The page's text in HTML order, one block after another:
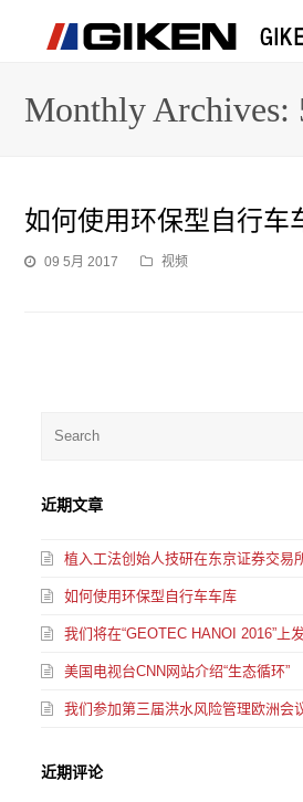
Monthly Archives:
如何使用环保型自行车
09 5月 2017 视频
近期文章
植入工法创始人技研在东京证券交易
如何使用环保型自行车车库
我们将在“GEOTEC HANOI 2016”上
美国电视台CNN网站介绍“生态循环”
我们参加第三届洪水风险管理欧洲会
近期评论